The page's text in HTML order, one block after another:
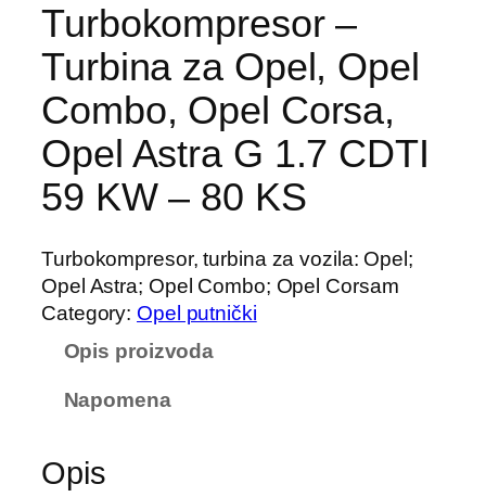
Turbokompresor –
Turbina za Opel, Opel
Combo, Opel Corsa,
Opel Astra G 1.7 CDTI
59 KW – 80 KS
Turbokompresor, turbina za vozila: Opel;
Opel Astra; Opel Combo; Opel Corsam
Category: Opel putnički
Opis proizvoda
Napomena
Opis